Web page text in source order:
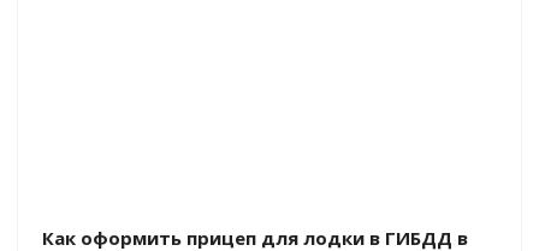
Как оформить прицеп для лодки в ГИБДД в